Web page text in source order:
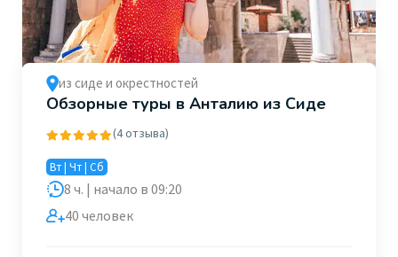
из сиде и окрестностей
Обзорные туры в Анталию из Сиде
(4 отзыва)
Вт | Чт | Сб
8 ч. | начало в 09:20
40 человек